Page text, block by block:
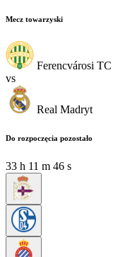
Mecz towarzyski
Ferencvárosi TC
vs
Real Madryt
Do rozpoczęcia pozostało
33 h 11 m 45 s